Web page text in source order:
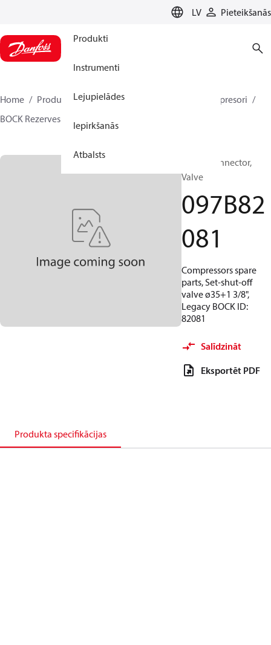
LV Pieteikšanās
Produkti
Instrumenti
Lejupielādes
Iepirkšanās
Atbalsts
Home Produkti Climate Solutions apkurei
Kompresori
BOCK Rezerves daļas un piederumi
BOCK, Connector,
Valve
097B82
081
Compressors spare
parts, Set-shut-off
valve ø35+1 3/8",
Legacy BOCK ID:
82081
Salīdzināt
Eksportēt PDF
Produkta specifikācijas